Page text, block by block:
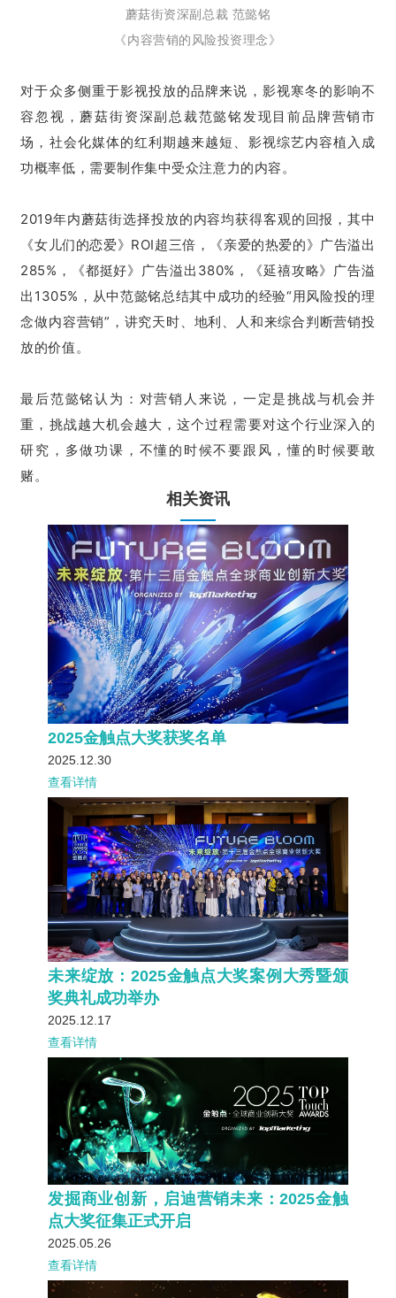
蘑菇街资深副总裁 范懿铭
《内容营销的风险投资理念》
对于众多侧重于影视投放的品牌来说，影视寒冬的影响不
容忽视，蘑菇街资深副总裁范懿铭发现目前品牌营销市
场，社会化媒体的红利期越来越短、影视综艺内容植入成
功概率低，需要制作集中受众注意力的内容。
2019年内蘑菇街选择投放的内容均获得客观的回报，其中
《女儿们的恋爱》ROI超三倍，《亲爱的热爱的》广告溢出
285%，《都挺好》广告溢出380%，《延禧攻略》广告溢
出1305%，从中范懿铭总结其中成功的经验“用风险投的理
念做内容营销”，讲究天时、地利、人和来综合判断营销投
放的价值。
最后范懿铭认为：对营销人来说，一定是挑战与机会并
重，挑战越大机会越大，这个过程需要对这个行业深入的
研究，多做功课，不懂的时候不要跟风，懂的时候要敢
赌。
相关资讯
2025金触点大奖获奖名单
2025.12.30
查看详情
未来绽放：2025金触点大奖案例大秀暨颁
奖典礼成功举办
2025.12.17
查看详情
发掘商业创新，启迪营销未来：2025金触
点大奖征集正式开启
2025.05.26
查看详情